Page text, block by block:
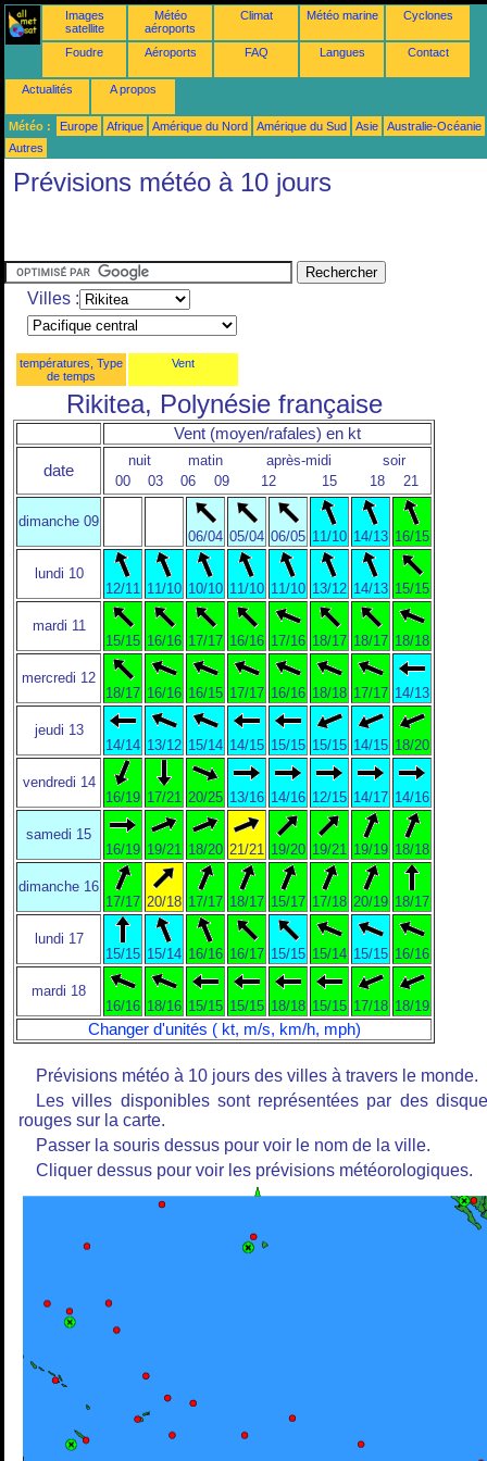
Images
satellite
Météo
aéroports
Climat Météo marine Cyclones
Foudre Aéroports FAQ Langues Contact
Actualités A propos
Météo : Europe Afrique Amérique du Nord Amérique du Sud Asie
Australie-Océanie
Autres
Prévisions météo à 10 jours
Villes :
températures, Type
de temps
Vent
Rikitea, Polynésie française
Vent (moyen/rafales) en kt
date
nuit matin après-midi
soir
00
03 06 09 12 15 18 21
dimanche 09
06/04 05/04 06/05 11/10 14/13 16/15
lundi 10
12/11 11/10 10/10 11/10 11/10 13/12 14/13 15/15
mardi 11
15/15 16/16 17/17 16/16 17/16 18/17 18/17 18/18
mercredi 12
18/17 16/16 16/15 17/17 16/16 18/18 17/17 14/13
jeudi 13
14/14 13/12 15/14 14/15 15/15 15/15 14/15 18/20
vendredi 14
16/19 17/21 20/25 13/16 14/16 12/15 14/17 14/16
samedi 15
16/19 19/21 18/20 21/21 19/20 19/21 19/19 18/18
dimanche 16
17/17 20/18 17/17 18/17 15/17 17/18 20/19 18/17
lundi 17
15/15 15/14 16/16 16/17 15/15 15/14 15/15 16/16
mardi 18
16/16 18/16 15/15 15/15 18/18 15/15 17/18 18/19
Changer d'unités ( kt, m/s, km/h, mph)
Prévisions météo à 10 jours des villes à travers le monde.
Les villes disponibles sont représentées par des
rouges sur la carte.
Passer la souris dessus pour voir le nom de la ville.
Cliquer dessus pour voir les prévisions météorologiques.